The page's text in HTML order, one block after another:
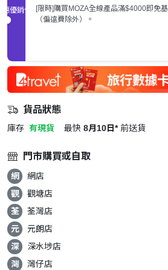
促銷優惠
[限時]購買MOZA全線產品滿$4000即免
（偏遠費除外）。
貨品狀態
庫存 有現貨 最快 8月10日* 前送貨
門市購買或自取
網 網店
觀
觀塘店
荃
荃灣店
元
元朗店
深
深水埗店
灣
灣仔店